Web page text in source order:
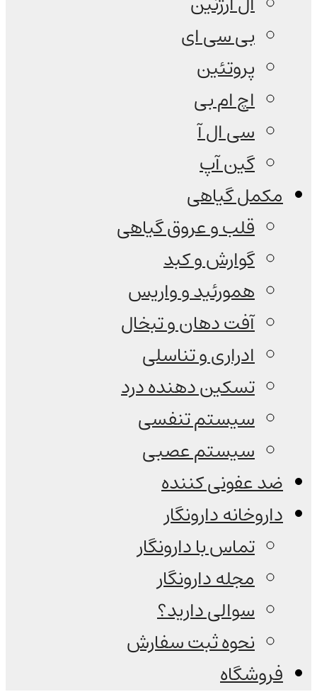
بی سی ای
پروتئین
اچ ام بی
سی ال آ
گین آپ
مکمل گیاهی
قلب و عروق گیاهی
گوارش و کبد
همورئید و واریس
آفت دهان و تبخال
ادراری و تناسلی
تسکین دهنده درد
سیستم تنفسی
سیستم عصبی
ضد عفونی کننده
داروخانه دارونگار
تماس با دارونگار
مجله دارونگار
سوالی دارید؟
نحوه ثبت سفارش
فروشگاه